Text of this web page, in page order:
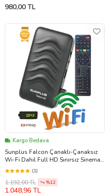
980,00 TL
Kargo Bedava
Sunplus Falcon Çanaklı-Çanaksız
Wi-Fi Dahil Full HD Sınırsız Sinema
Paketli Uydu Alıcısı
(1)
1.192,00 TL %12
1.048,96 TL